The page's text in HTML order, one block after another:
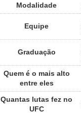
Modalidade
Equipe
Graduação
Quem é o mais alto
entre eles
Quantas lutas fez no
UFC